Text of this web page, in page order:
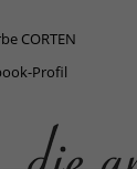
CORTEN
Profil